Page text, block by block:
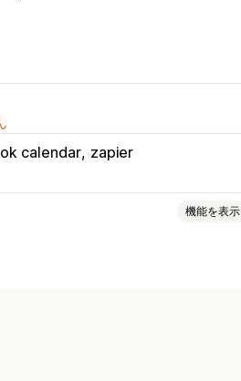
calendar zapier
機能を表示